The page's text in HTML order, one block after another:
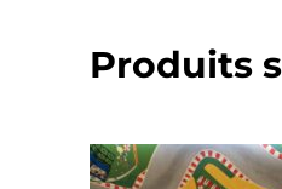
Produits